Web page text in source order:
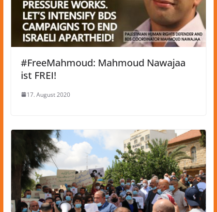
#FreeMahmoud: Mahmoud Nawajaa
ist FREI!
17. August 2020